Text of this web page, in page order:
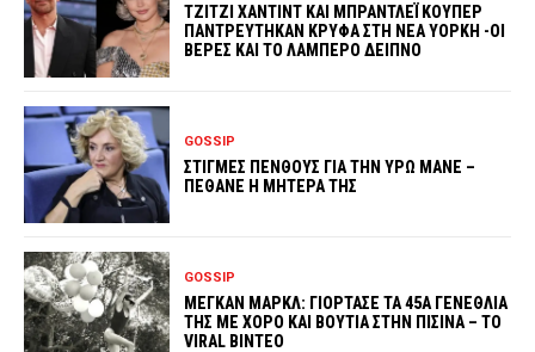
ΤΖΙΤΖΙ ΧΑΝΤΙΝΤ ΚΑΙ ΜΠΡΑΝΤΛΕΪ ΚΟΥΠΕΡ
ΠΑΝΤΡΕΥΤΗΚΑΝ ΚΡΥΦΑ ΣΤΗ ΝΕΑ ΥΟΡΚΗ -ΟΙ
ΒΕΡΕΣ ΚΑΙ ΤΟ ΛΑΜΠΕΡΟ ΔΕΙΠΝΟ
GOSSIP
ΣΤΙΓΜΕΣ ΠΕΝΘΟΥΣ ΓΙΑ ΤΗΝ ΥΡΩ ΜΑΝΕ –
ΠΕΘΑΝΕ Η ΜΗΤΕΡΑ ΤΗΣ
GOSSIP
ΜΕΓΚΑΝ ΜΑΡΚΛ: ΓΙΟΡΤΑΣΕ ΤΑ 45Α ΓΕΝΕΘΛΙΑ
ΤΗΣ ΜΕ ΧΟΡΟ ΚΑΙ ΒΟΥΤΙΑ ΣΤΗΝ ΠΙΣΙΝΑ – ΤΟ
VIRAL ΒΙΝΤΕΟ